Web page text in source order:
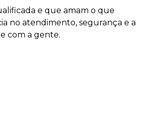
e que amam o que
no atendimento, segurança e a
com a gente.